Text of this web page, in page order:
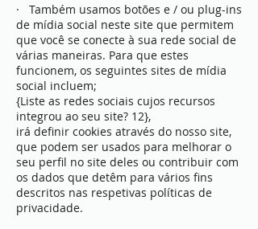
· Também usamos botões e / ou plug-ins
de mídia social neste site que permitem
que você se conecte à sua rede social de
várias maneiras. Para que estes
funcionem, os seguintes sites de mídia
social incluem;
{Liste as redes sociais cujos recursos
integrou ao seu site? 12},
irá definir cookies através do nosso site,
que podem ser usados ​​para melhorar o
seu perfil no site deles ou contribuir com
os dados que detêm para vários fins
descritos nas respetivas políticas de
privacidade.